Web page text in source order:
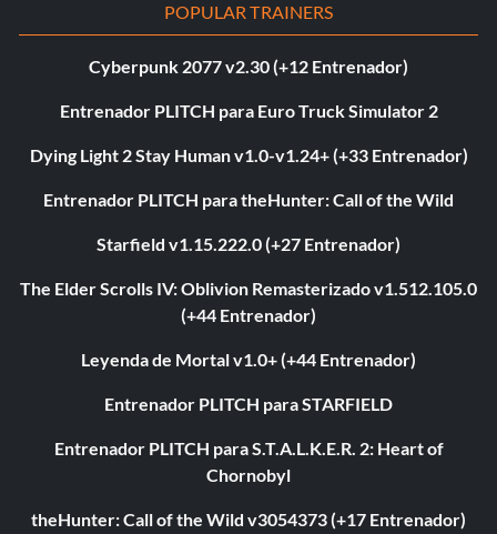
POPULAR TRAINERS
Cyberpunk 2077 v2.30 (+12 Entrenador)
Entrenador PLITCH para Euro Truck Simulator 2
Dying Light 2 Stay Human v1.0-v1.24+ (+33 Entrenador)
Entrenador PLITCH para theHunter: Call of the Wild
Starfield v1.15.222.0 (+27 Entrenador)
The Elder Scrolls IV: Oblivion Remasterizado v1.512.105.0
(+44 Entrenador)
Leyenda de Mortal v1.0+ (+44 Entrenador)
Entrenador PLITCH para STARFIELD
Entrenador PLITCH para S.T.A.L.K.E.R. 2: Heart of
Chornobyl
theHunter: Call of the Wild v3054373 (+17 Entrenador)